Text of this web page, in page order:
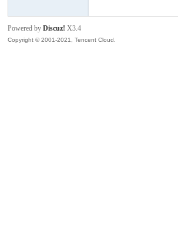
Powered byDiscuz! X3.4
Copyright © 2001-2021, Tencent Cloud.